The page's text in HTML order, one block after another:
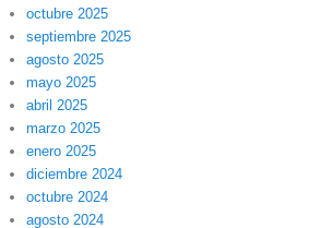
octubre 2025
septiembre 2025
agosto 2025
mayo 2025
abril 2025
marzo 2025
enero 2025
diciembre 2024
octubre 2024
agosto 2024